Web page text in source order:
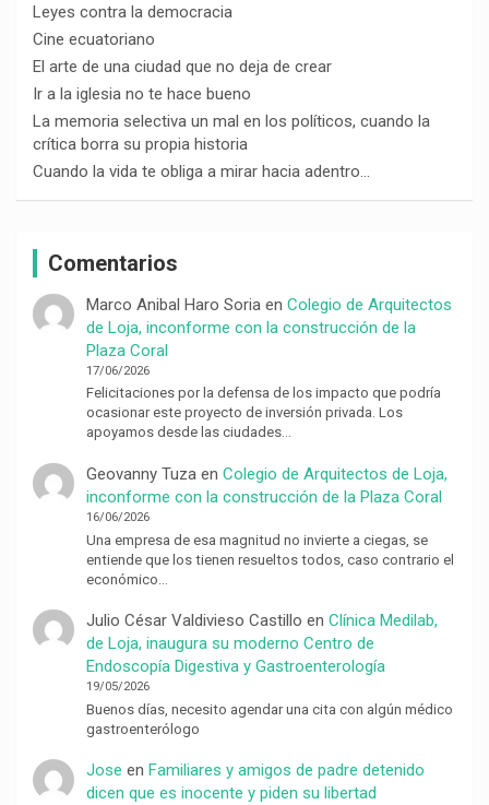
Leyes contra la democracia
Cine ecuatoriano
El arte de una ciudad que no deja de crear
Ir a la iglesia no te hace bueno
La memoria selectiva un mal en los políticos, cuando la
crítica borra su propia historia
Cuando la vida te obliga a mirar hacia adentro…
Comentarios
Marco Anibal Haro Soriaen Colegio de Arquitectos
de Loja, inconforme con la construcción de la
Plaza Coral
17/06/2026
Felicitaciones por la defensa de los impacto que podría
ocasionar este proyecto de inversión privada. Los
apoyamos desde las ciudades…
Geovanny Tuzaen Colegio de Arquitectos de Loja,
inconforme con la construcción de la Plaza Coral
16/06/2026
Una empresa de esa magnitud no invierte a ciegas, se
entiende que los tienen resueltos todos, caso contrario el
económico…
Julio César Valdivieso Castillo en Clínica Medilab,
de Loja, inaugura su moderno Centro de
Endoscopía Digestiva y Gastroenterología
19/05/2026
Buenos días, necesito agendar una cita con algún médico
gastroenterólogo
Jose en Familiares y amigos de padre detenido
dicen que es inocente y piden su libertad